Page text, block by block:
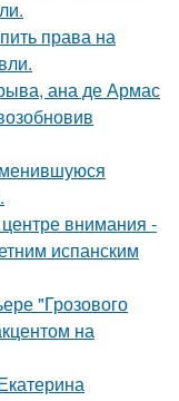
права на
ана де Армас
внимания -
испанским
"Грозового
на